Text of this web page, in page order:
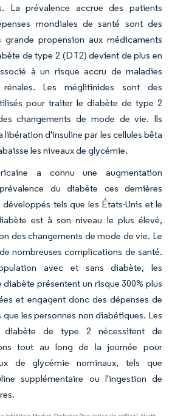
La prévalence accrue des patients
mondiales de santé sont des
grande propension aux médicaments
de type 2 (DT2) devient de plus en
à un risque accru de maladies
rénales. Les méglitinides sont des
pour traiter le diabète de type 2
changements de mode de vie. Ils
libération d'insuline par les cellules bêta
les niveaux de glycémie.
a connu une augmentation
du diabète ces dernières
tels que les États-Unis et le
est à son niveau le plus élevé,
des changements de mode de vie. Le
nombreuses complications de santé.
avec et sans diabète, les
présentent un risque 300% plus
et engagent donc des dépenses de
les personnes non diabétiques. Les
diabète de type 2 nécessitent de
tout au long de la journée pour
de glycémie nominaux, tels que
supplémentaire ou l'ingestion de